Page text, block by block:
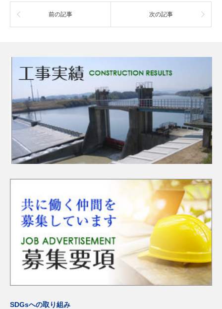
前の記事 次の記事
SDGsへの取り組み